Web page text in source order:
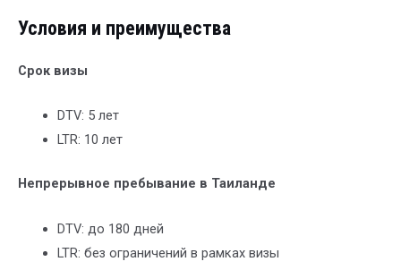
Условия и преимущества
Срок визы
DTV: 5 лет
LTR: 10 лет
Непрерывное пребывание в Таиланде
DTV: до 180 дней
LTR: без ограничений в рамках визы